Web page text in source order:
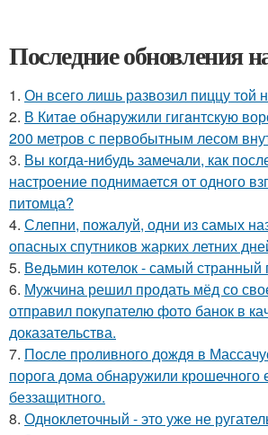
Последние обновления
1. Он всего лишь развозил пиццу той
2. В Китaе обнаружили гигaнтскую
200 метров с первобытным лесом
3. Вы когда-нибудь замечали, как
настроение поднимается от одного
питомца?
4. Слепни, пожалуй, одни из самых
опасных спутников жарких летних
5. Ведьмин котелок - самый странный
6. Мужчина решил продать мёд со
отправил покупателю фото банок в
доказательства.
7. После проливного дождя в
порога дома обнаружили крошечного
беззащитного.
8. Одноклеточный - это уже не